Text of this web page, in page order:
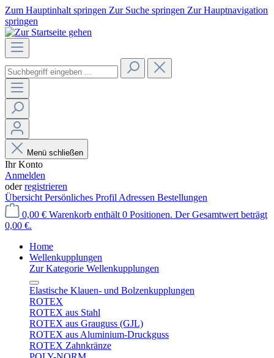
Zum Hauptinhalt springen Zur Suche springen Zur Hauptnavigation
springen
Menü schließen
Ihr Konto
Anmelden
oderregistrieren
Übersicht Persönliches Profil Adressen Bestellungen
0,00 € Warenkorb enthält 0 Positionen. Der Gesamtwert beträgt
0,00 €.
Home
Wellenkupplungen
Zur Kategorie Wellenkupplungen
Elastische Klauen- und Bolzenkupplungen
ROTEX
ROTEX aus Stahl
ROTEX aus Grauguss (GJL)
ROTEX aus Aluminium-Druckguss
ROTEX Zahnkränze